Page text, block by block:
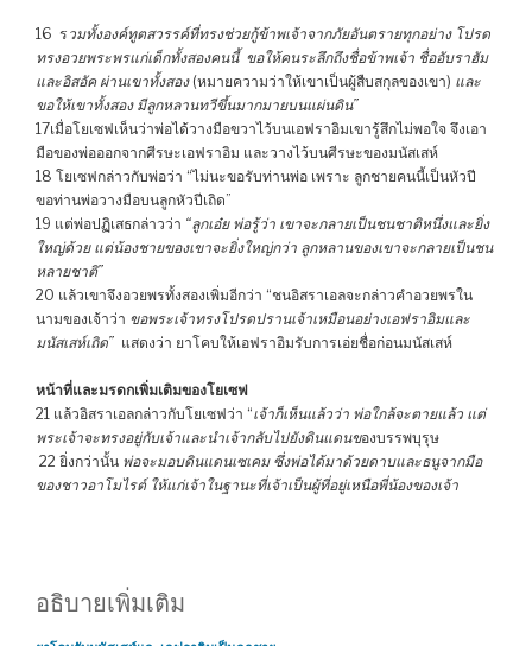
16 ร วมทั้งองค์ทูตสวรรค์ที่ทรงช่วยกู้ข้าพเจ้าจากภัยอันตรายทุกอย่าง โปรด
ทรงอวยพระพรแก่เด็กทั้งสองคนนี้ ขอให้คนระลึกถึงชื่อข้าพเจ้า ชื่ออับราฮัม
และอิสอัค ผ่านเขาทั้งสอง (หมายความว่าให้เขาเป็นผู้สืบสกุลของเขา) และ
ขอให้เขาทั้งสอง มีลูกหลานทวีขึ้นมากมายบนแผ่นดิน”
17เมื่อโยเซฟเห็นว่าพ่อได้วางมือขวาไว้บนเอฟราอิมเขารู้สึกไม่พอใจ จึงเอา
มือของพ่อออกจากศีรษะเอฟราอิม และวางไว้บนศีรษะของมนัสเสห์
18 โยเซฟกล่าวกับพ่อว่า “ไม่นะขอรับท่านพ่อ เพราะ ลูกชายคนนี้เป็นหัวปี
ขอท่านพ่อวางมือบนลูกหัวปีเถิด”
19 แต่พ่อปฏิเสธกล่าวว่า “ลูกเอ๋ย พ่อรู้ว่า เขาจะกลายเป็นชนชาติหนึ่งและยิ่ง
ใหญ่ด้วย แต่น้องชายของเขาจะยิ่งใหญ่กว่า ลูกหลานของเขาจะกลายเป็นชน
หลายชาติ”
20 แล้วเขาจึงอวยพรทั้งสองเพิ่มอีกว่า “ชนอิสราเอลจะกล่าวคำอวยพรใน
นามของเจ้าว่า ขอพระเจ้าทรงโปรดปรานเจ้าเหมือนอย่างเอฟราอิมและ
มนัสเสห์เถิด” แสดงว่า ยาโคบให้เอฟราอิมรับการเอ่ยชื่อก่อนมนัสเสห์
หน้าที่และมรดกเพิ่มเติมของโยเซฟ
21 แล้วอิสราเอลกล่าวกับโยเซฟว่า “เจ้าก็เห็นแล้วว่า พ่อใกล้จะตายแล้ว แต่
พระเจ้าจะทรงอยู่กับเจ้าและนำเจ้ากลับไปยังดินแดนของบรรพบุรุษ
22 ยิ่งกว่านั้น พ่อจะมอบดินแดนเซเคม ซึ่งพ่อได้มาด้วยดาบและธนูจากมือ
ของชาวอาโมไรต์ ให้แก่เจ้าในฐานะที่เจ้าเป็นผู้ที่อยู่เหนือพี่น้องของเจ้า
อธิบายเพิ่มเติม